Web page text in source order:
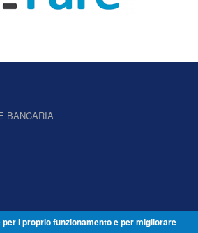
BANCARIA
delle Fondazioni - Periodico telematico
i proprio funzionamento e per migliorare